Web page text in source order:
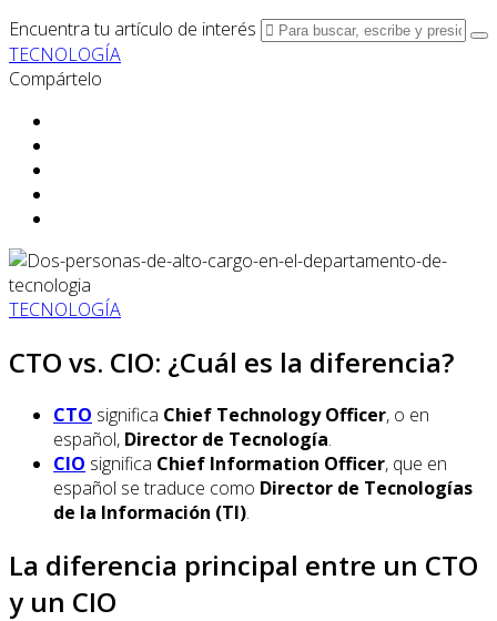
Encuentra tu artículo de interés
TECNOLOGÍA
Compártelo
TECNOLOGÍA
CTO vs. CIO: ¿Cuál es la diferencia?
CTO significa Chief Technology Officer, o en
español, Director de Tecnología.
CIO significa Chief Information Officer, que en
español se traduce como Director de Tecnologías
de la Información (TI).
La diferencia principal entre un CTO
y un CIO